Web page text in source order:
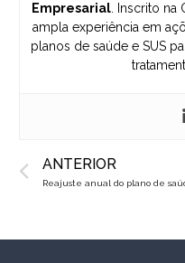
Empresarial . Inscrito
ampla experiência em
planos de saúde e SUS
Prev
ANTERIOR